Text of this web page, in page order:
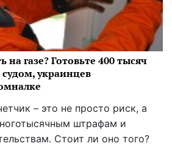
на газе? Готовьте 400 тысяч
судом, украинцев
– это не просто риск, а
штрафам и
Стоит ли оно того?